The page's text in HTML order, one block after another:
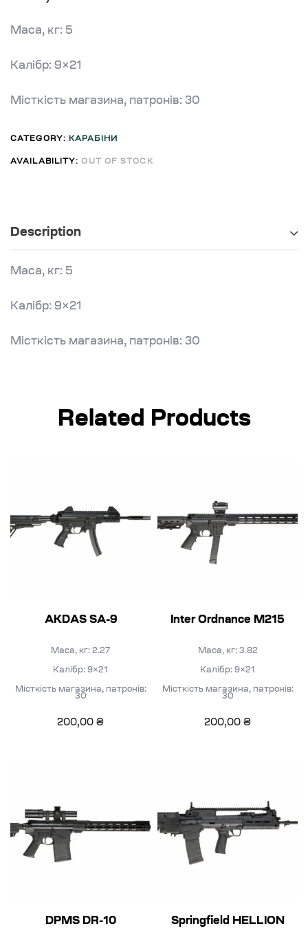
Маса, кг: 5
Калібр: 9×21
Місткість магазина, патронів: 30
CATEGORY: КАРАБІНИ
AVAILABILITY:OUT OF STOCK
Description
Маса, кг: 5
Калібр: 9×21
Місткість магазина, патронів: 30
Related Products
AKDAS SA-9
Маса, кг: 2.27
Калібр: 9×21
Місткість магазина, патронів:
30
200,00 ₴
Inter Ordnance M215
Маса, кг: 3.82
Калібр: 9×21
Місткість магазина, патронів:
30
200,00 ₴
DPMS DR-10 Springfield HELLION